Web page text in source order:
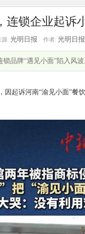
连锁企业起诉
源: 光明日报 作者: 光明日报
品牌“遇见小面”陷入风波
因起诉河南“渝见小面”餐